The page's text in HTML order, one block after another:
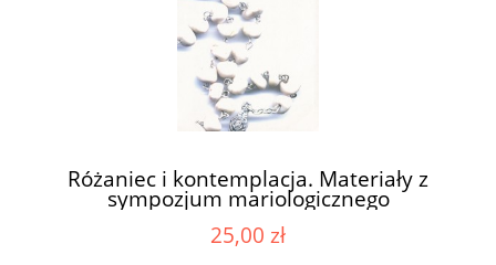
Różaniec i kontemplacja. Materiały z
sympozjum mariologicznego
zorganizowanego przez Centrum
Formacji Maryjnej „Salvatoris Mater”,
25,00 zł